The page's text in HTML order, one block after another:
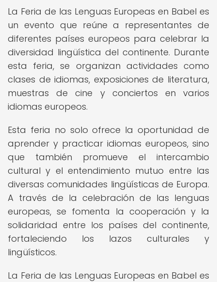
La Feria de las Lenguas Europeas en Babel es
un evento que reúne a representantes de
diferentes países europeos para celebrar la
diversidad lingüística del continente. Durante
esta feria, se organizan actividades como
clases de idiomas, exposiciones de literatura,
muestras de cine y conciertos en varios
idiomas europeos.
Esta feria no solo ofrece la oportunidad de
aprender y practicar idiomas europeos, sino
que también promueve el intercambio
cultural y el entendimiento mutuo entre las
diversas comunidades lingüísticas de Europa.
A través de la celebración de las lenguas
europeas, se fomenta la cooperación y la
solidaridad entre los países del continente,
fortaleciendo los lazos culturales y
lingüísticos.
La Feria de las Lenguas Europeas en Babel es